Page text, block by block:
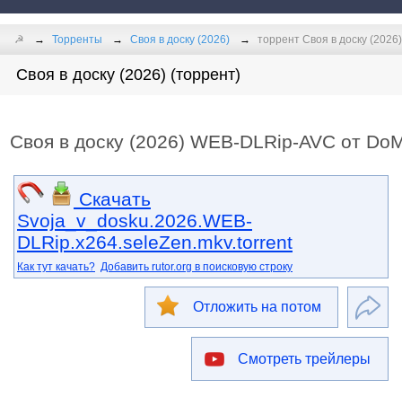
☭ Торренты Своя в доску (2026) торрент Своя в доску
Своя в доску (2026) (торрент)
Своя в доску (2026) WEB-DLRip-AVC от
Скачать
Svoja_v_dosku.2026.WEB-
DLRip.x264.seleZen.mkv.torrent
Как тут качать? Добавить rutor.org в поисковую строку
Отложить на потом
Смотреть трейлеры